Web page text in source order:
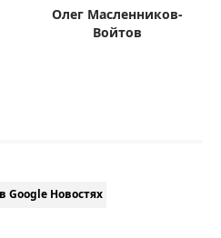
Олег Масленников-
Войтов
Google Новостях